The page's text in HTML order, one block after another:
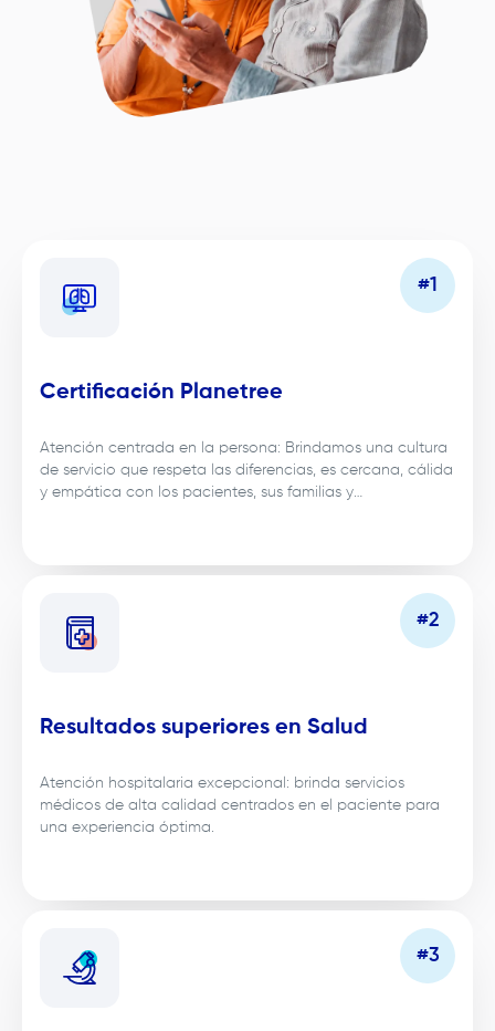
Certificación Planetree
Atención centrada en la persona: Brindamos una cultura
de servicio que respeta las diferencias, es cercana, cálida
y empática con los pacientes, sus familias y
Resultados superiores en Salud
Atención hospitalaria excepcional: brinda servicios
médicos de alta calidad centrados en el paciente para
una experiencia óptima.